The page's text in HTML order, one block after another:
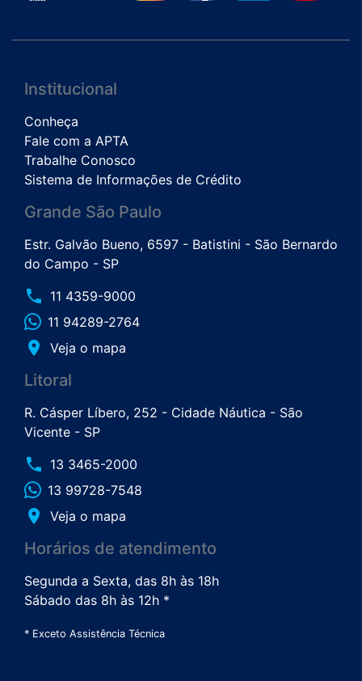
Institucional
Conheça
Fale com a APTA
Trabalhe Conosco
Sistema de Informações de Crédito
Grande São Paulo
Estr. Galvão Bueno, 6597 - Batistini - São Bernardo
do Campo - SP
phone 11 4359-9000
11 94289-2764
place Veja o mapa
Litoral
R. Cásper Líbero, 252 - Cidade Náutica - São
Vicente - SP
phone 13 3465-2000
13 99728-7548
place Veja o mapa
Horários de atendimento
Segunda a Sexta, das 8h às 18h
Sábado das 8h às 12h *
* Exceto Assistência Técnica